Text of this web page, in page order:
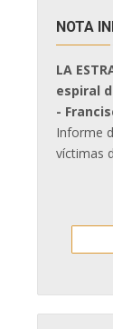
NOTA
LA
espiral
-
Informe
víctimas